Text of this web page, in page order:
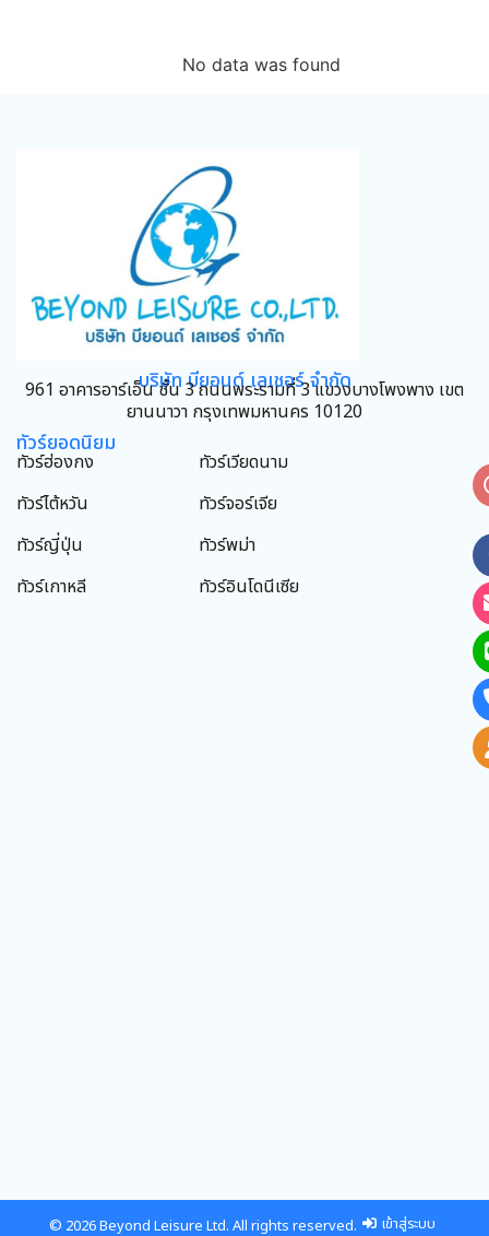
No data was found
บริษัท บียอนด์ เลเชอร์ จำกัด
961 อาคารอาร์เอ็น ชั้น 3 ถนนพระรามที่ 3 แขวงบางโพงพาง เขต
ยานนาวา กรุงเทพมหานคร 10120
ทัวร์ยอดนิยม
ทัวร์ฮ่องกง
ทัวร์ไต้หวัน
ทัวร์ญี่ปุ่น
ทัวร์เกาหลี
ทัวร์เวียดนาม
ทัวร์จอร์เจีย
ทัวร์พม่า
ทัวร์อินโดนีเซีย
© 2026 Beyond Leisure Ltd. All rights reserved. เข้าสู่ระบบ